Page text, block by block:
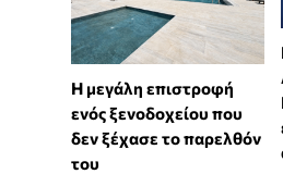
Η μεγάλη επιστροφή
ενός ξενοδοχείου που
δεν ξέχασε το παρελθόν
του